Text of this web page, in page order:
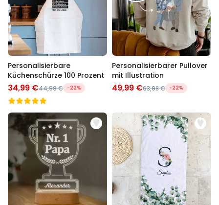
Personalisierbare
Küchenschürze 100 Prozent
34,99 €44,99 € -22%
Personalisierbarer Pullover
mit Illustration
49,99 €63,98 € -22%